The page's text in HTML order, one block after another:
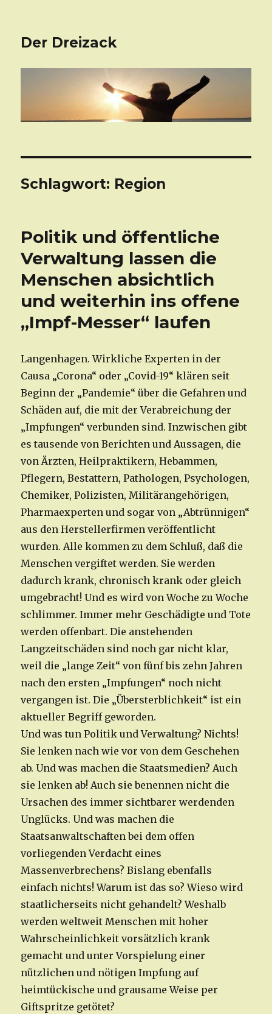
Der Dreizack
Schlagwort: Region
Politik und öffentliche
Verwaltung lassen die
Menschen absichtlich
und weiterhin ins offene
„Impf-Messer“ laufen
Langenhagen. Wirkliche Experten in der
Causa „Corona“ oder „Covid-19“ klären seit
Beginn der „Pandemie“ über die Gefahren und
Schäden auf, die mit der Verabreichung der
„Impfungen“ verbunden sind. Inzwischen gibt
es tausende von Berichten und Aussagen, die
von Ärzten, Heilpraktikern, Hebammen,
Pflegern, Bestattern, Pathologen, Psychologen,
Chemiker, Polizisten, Militärangehörigen,
Pharmaexperten und sogar von „Abtrünnigen“
aus den Herstellerfirmen veröffentlicht
wurden. Alle kommen zu dem Schluß, daß die
Menschen vergiftet werden. Sie werden
dadurch krank, chronisch krank oder gleich
umgebracht! Und es wird von Woche zu Woche
schlimmer. Immer mehr Geschädigte und Tote
werden offenbart. Die anstehenden
Langzeitschäden sind noch gar nicht klar,
weil die „lange Zeit“ von fünf bis zehn Jahren
nach den ersten „Impfungen“ noch nicht
vergangen ist. Die „Übersterblichkeit“ ist ein
aktueller Begriff geworden.
Und was tun Politik und Verwaltung? Nichts!
Sie lenken nach wie vor von dem Geschehen
ab. Und was machen die Staatsmedien? Auch
sie lenken ab! Auch sie benennen nicht die
Ursachen des immer sichtbarer werdenden
Unglücks. Und was machen die
Staatsanwaltschaften bei dem offen
vorliegenden Verdacht eines
Massenverbrechens? Bislang ebenfalls
einfach nichts! Warum ist das so? Wieso wird
staatlicherseits nicht gehandelt? Weshalb
werden weltweit Menschen mit hoher
Wahrscheinlichkeit vorsätzlich krank
gemacht und unter Vorspielung einer
nützlichen und nötigen Impfung auf
heimtückische und grausame Weise per
Giftspritze getötet?